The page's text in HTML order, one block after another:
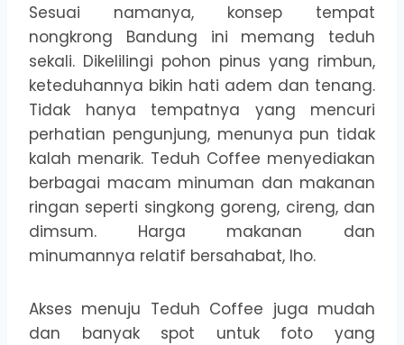
Sesuai namanya, konsep tempat
nongkrong Bandung ini memang teduh
sekali. Dikelilingi pohon pinus yang rimbun,
keteduhannya bikin hati adem dan tenang.
Tidak hanya tempatnya yang mencuri
perhatian pengunjung, menunya pun tidak
kalah menarik. Teduh Coffee menyediakan
berbagai macam minuman dan makanan
ringan seperti singkong goreng, cireng, dan
dimsum. Harga makanan dan
minumannya relatif bersahabat, lho.
Akses menuju Teduh Coffee juga mudah
dan banyak spot untuk foto yang